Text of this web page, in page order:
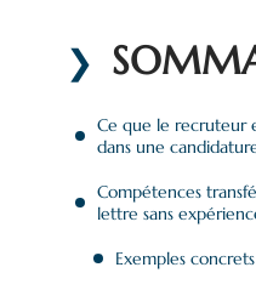
Ce que le recruteur
dans une
Compétences
lettre sans
Exemples